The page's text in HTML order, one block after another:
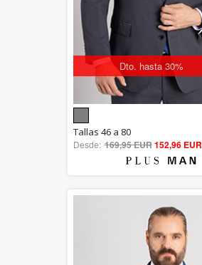
Dto. hasta 30%
out of 5
Tallas 46 a 80
Desde: 169,95 EUR152,96 EUR